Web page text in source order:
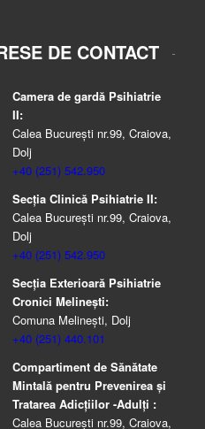
DE CONTACT
Camera de gardă Psihiatrie
II:
Calea București nr.99, Craiova,
Dolj
+40 (251) 542.950
Secția Clinică Psihiatrie II:
Calea București nr.99, Craiova,
Dolj
+40 (251) 542.950
Secția Exterioară Psihiatrie
Cronici Melinești:
Comuna Melinești, Dolj
+40 (251) 440.101
Compartiment de Sănătate
Mintală pentru Prevenirea şi
Tratarea Adicţiilor -Adulţi :
Calea București nr.99, Craiova,